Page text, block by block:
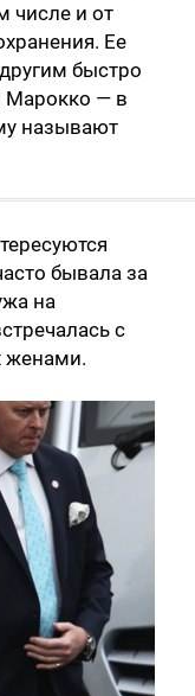
числе и от
Ее
быстро
Марокко — в
называют
бывала за
на
с
женами.